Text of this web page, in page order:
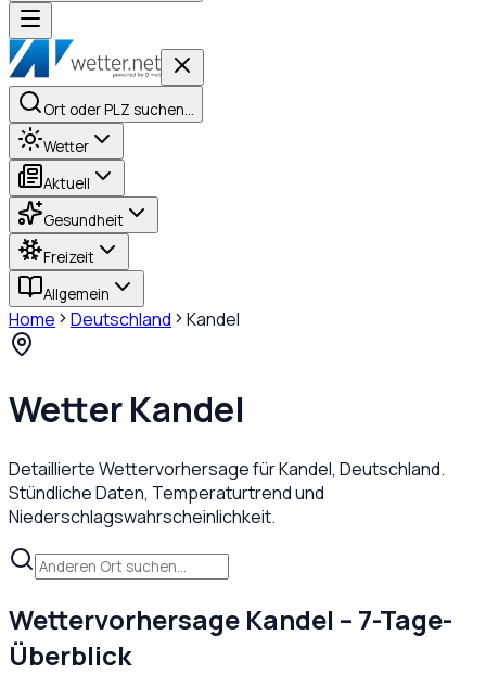
Ort oder PLZ suchen…
Wetter
Aktuell
Gesundheit
Freizeit
Allgemein
Home Deutschland Kandel
WetterKandel
Detaillierte Wettervorhersage fürKandel, Deutschland.
Stündliche Daten, Temperaturtrend und
Niederschlagswahrscheinlichkeit.
Wettervorhersage Kandel – 7-Tage-
Überblick